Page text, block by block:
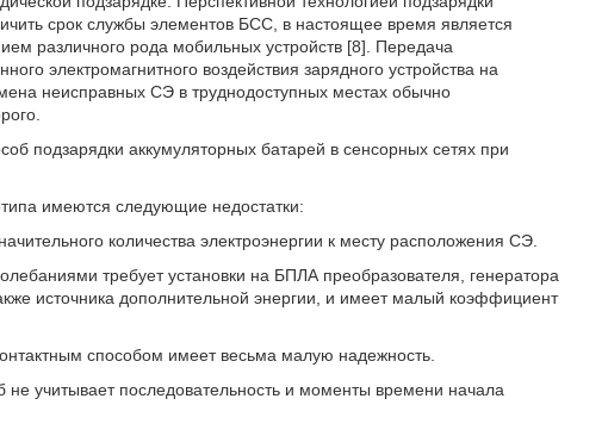
срок службы элементов БСС, в настоящее время является
различного рода мобильных устройств [8]. Передача
электромагнитного воздействия зарядного устройства на
неисправных СЭ в труднодоступных местах обычно
подзарядки аккумуляторных батарей в сенсорных сетях при
имеются следующие недостатки:
количества электроэнергии к месту расположения СЭ.
требует установки на БПЛА преобразователя, генератора
источника дополнительной энергии, и имеет малый коэффициент
способом имеет весьма малую надежность.
учитывает последовательность и моменты времени начала